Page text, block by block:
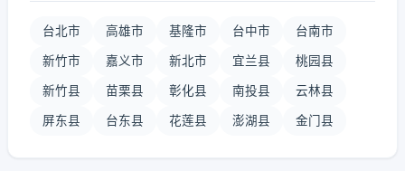
台北市 高雄市 基隆市 台中市 台南市
新竹市 嘉义市 新北市 宜兰县 桃园县
新竹县 苗栗县 彰化县 南投县 云林县
屏东县 台东县 花莲县 澎湖县 金门县